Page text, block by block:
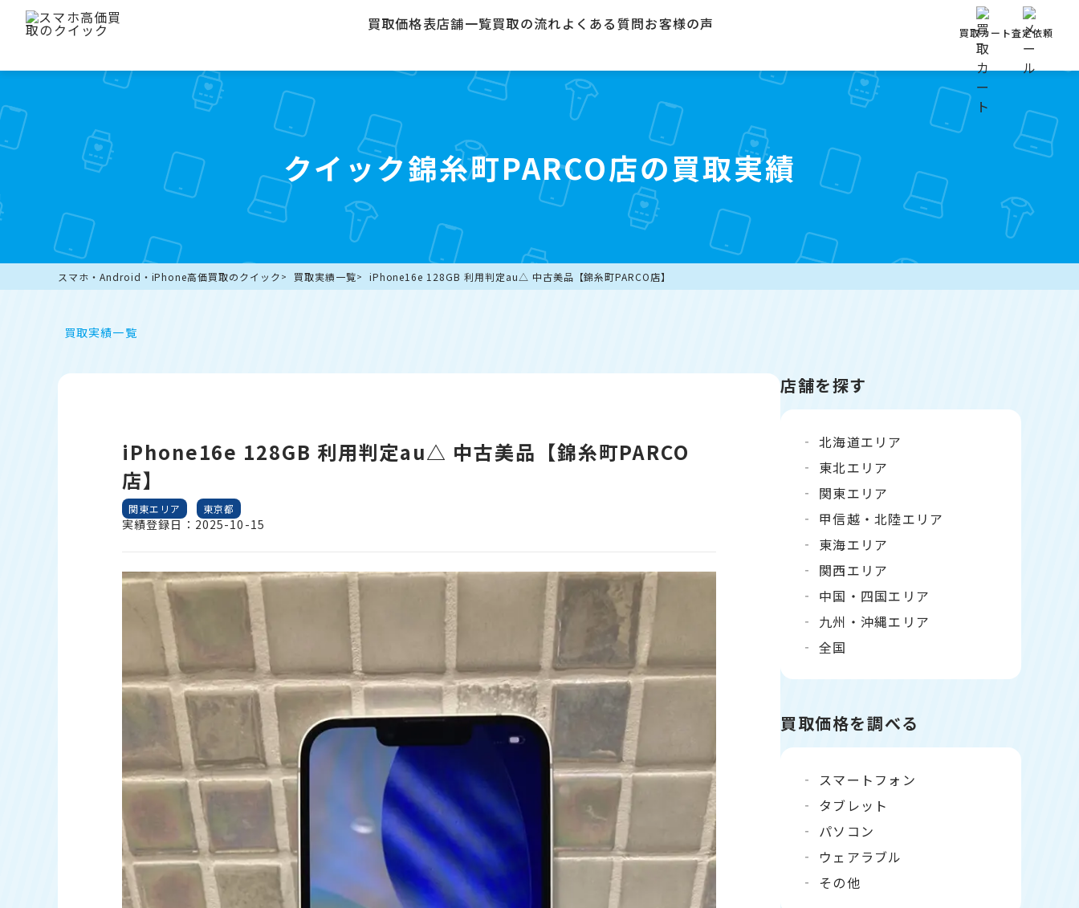
買取価格表店舗一覧買取の流れよくある質問お客様の声 買取カート査定依頼
クイック錦糸町PARCO店の買取実績
スマホ・Android・iPhone高価買取のクイック 買取実績一覧 iPhone16e 128GB 利用判定au△ 中古美品【錦糸町PARCO店】
買取実績一覧
iPhone16e 128GB 利用判定au△ 中古美品【錦糸町PARCO
店】
関東エリア 東京都
実績登録日：2025-10-15
店舗を探す
北海道エリア
東北エリア
関東エリア
甲信越・北陸エリア
東海エリア
関西エリア
中国・四国エリア
九州・沖縄エリア
全国
買取価格を調べる
スマートフォン
タブレット
パソコン
ウェアラブル
その他